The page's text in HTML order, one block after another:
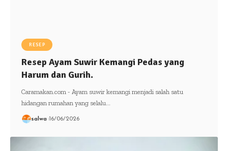
RESEP
Resep Ayam Suwir Kemangi Pedas yang
Harum dan Gurih.
Caramakan.com - Ayam suwir kemangi menjadi salah satu
hidangan rumahan yang selalu…
salwa 16/06/2026